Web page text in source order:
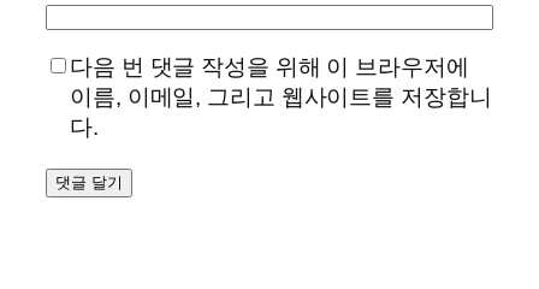
다음 번 댓글 작성을 위해 이 브라우저에
이름, 이메일, 그리고 웹사이트를 저장합니
다.